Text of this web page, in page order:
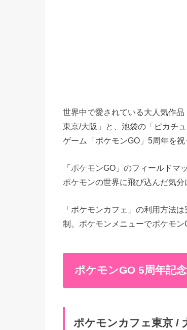
世界中で愛されている大人気作
東京/大阪」と、池袋の「ピカチ
ゲーム「ポケモンGO」5周年を
「ポケモンGO」のフィールドマ
ポケモンの世界に飛び込んだ気
「ポケモンカフェ」の利用方法
制。ポケモンメニューでポケモ
ポケモンGO 5周年記
ポケモンカフェ東京 /